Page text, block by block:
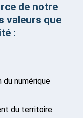
de notre
valeurs que
:
du numérique
du territoire.